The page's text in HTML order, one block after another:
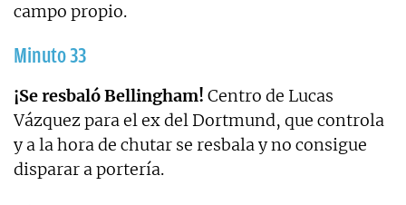
campo propio.
Minuto 33
¡Se resbaló Bellingham! Centro de Lucas
Vázquez para el ex del Dortmund, que controla
y a la hora de chutar se resbala y no consigue
disparar a portería.